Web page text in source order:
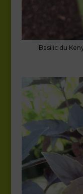
Basilic du